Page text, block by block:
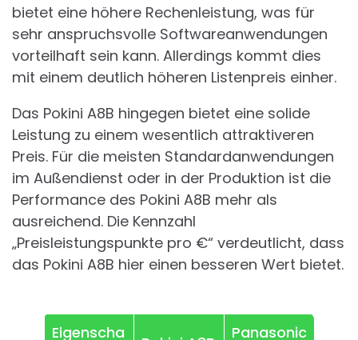
bietet eine höhere Rechenleistung, was für
sehr anspruchsvolle Softwareanwendungen
vorteilhaft sein kann. Allerdings kommt dies
mit einem deutlich höheren Listenpreis einher.
Das Pokini A8B hingegen bietet eine solide
Leistung zu einem wesentlich attraktiveren
Preis. Für die meisten Standardanwendungen
im Außendienst oder in der Produktion ist die
Performance des Pokini A8B mehr als
ausreichend. Die Kennzahl
„Preisleistungspunkte pro €“ verdeutlicht, dass
das Pokini A8B hier einen besseren Wert bietet.
Eigenscha
Panasonic